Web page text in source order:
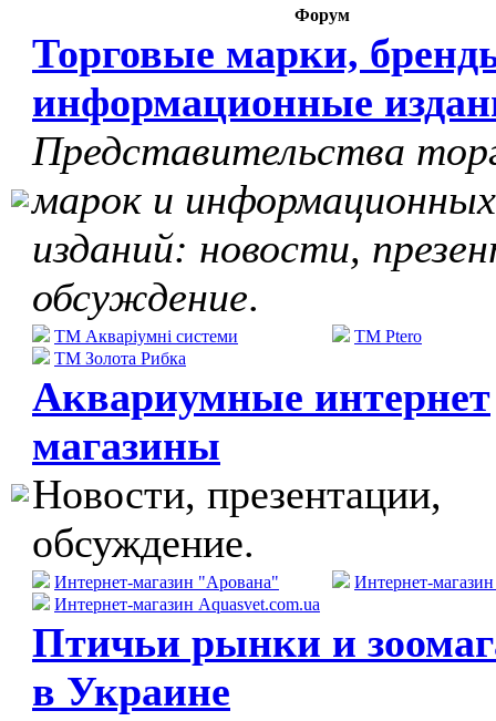
Форум
Торговые марки,
информационные
Представительства
марок и информационных
изданий: новости,
обсуждение.
ТМ Акваріумні системи
ТМ Золота Рибка
TM Ptero
Аквариумные интернет
магазины
Новости, презентации,
обсуждение.
Интернет-магазин "Арована"
Интернет-магазин Aquasvet.com.ua
Интернет-
Птичьи рынки и
в Украине